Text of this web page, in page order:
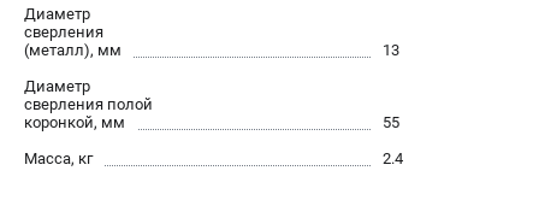
Дрели
Лобзики
АККУМУЛЯТОРНЫЙ ИНСТРУМЕНТ
Диаметр
сверления
(металл), мм
13
Диаметр
сверления полой
коронкой, мм
55
Масса, кг
2.4